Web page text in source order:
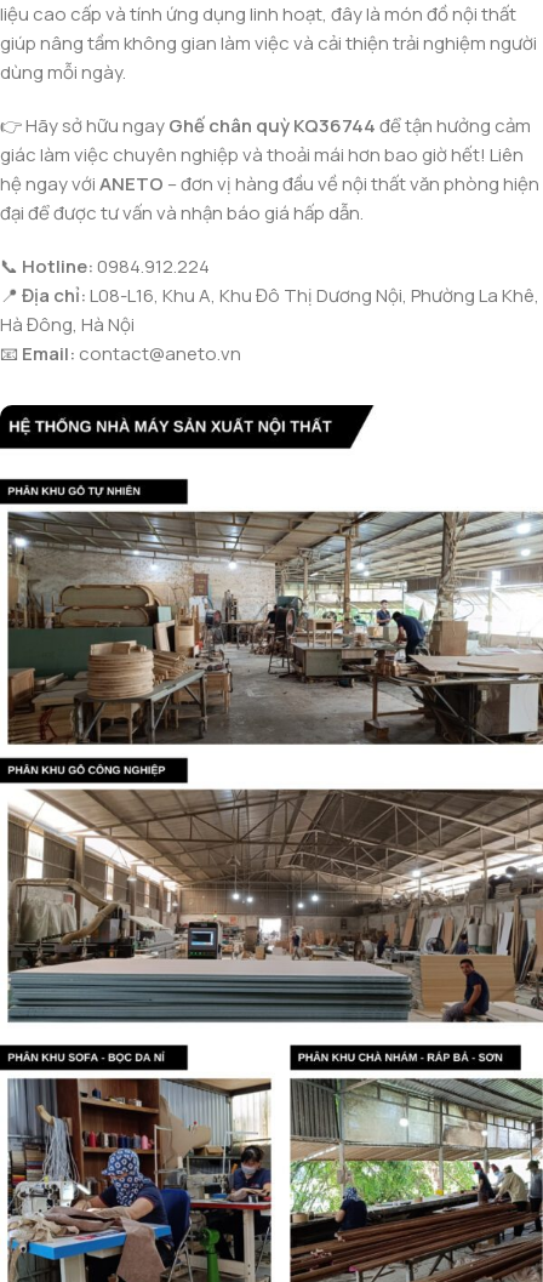
liệu cao cấp và tính ứng dụng linh hoạt, đây là món đồ nội thất
giúp nâng tầm không gian làm việc và cải thiện trải nghiệm người
dùng mỗi ngày.
👉 Hãy sở hữu ngayGhế chân quỳ KQ36744để tận hưởng cảm
giác làm việc chuyên nghiệp và thoải mái hơn bao giờ hết! Liên
hệ ngay vớiANETO – đơn vị hàng đầu về nội thất văn phòng hiện
đại để được tư vấn và nhận báo giá hấp dẫn.
📞 Hotline:0984.912.224
📍 Địa chỉ:L08-L16, Khu A, Khu Đô Thị Dương Nội, Phường La Khê,
Hà Đông, Hà Nội
📧 Email: contact@aneto.vn